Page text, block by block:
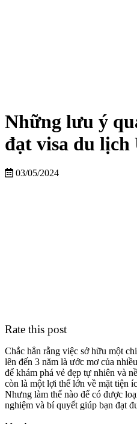
Những lưu ý
đạt visa du lịch
03/05/2024
Rate this post
Chắc hẳn rằng việc sở hữu một
lên đến 3 năm là ước mơ của
để khám phá vẻ đẹp tự nhiên và
còn là một lợi thế lớn về mặt tiện
Nhưng làm thế nào để có được
nghiệm và bí quyết giúp bạn đạt